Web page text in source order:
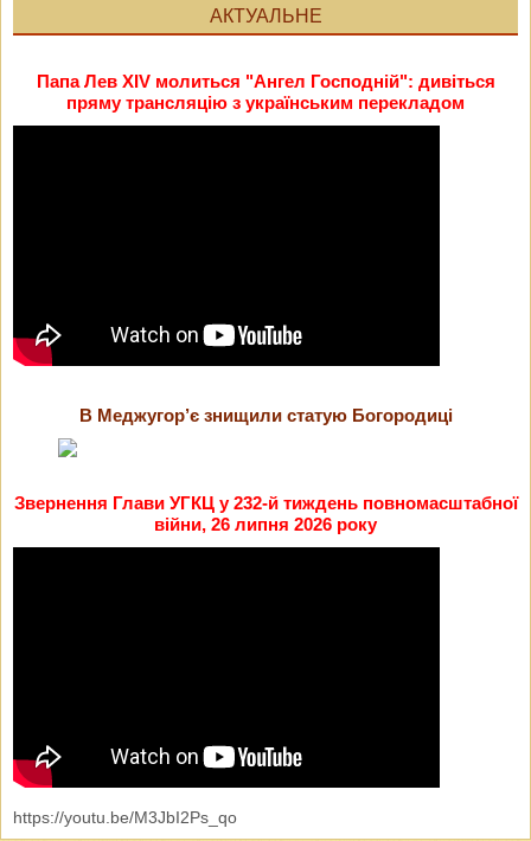
АКТУАЛЬНЕ
Папа Лев XIV молиться "Ангел Господній": дивіться
пряму трансляцію з українським перекладом
В Меджугор’є знищили статую Богородиці
Звернення Глави УГКЦ у 232-й тиждень повномасштабної
війни, 26 липня 2026 року
https://youtu.be/M3JbI2Ps_qo